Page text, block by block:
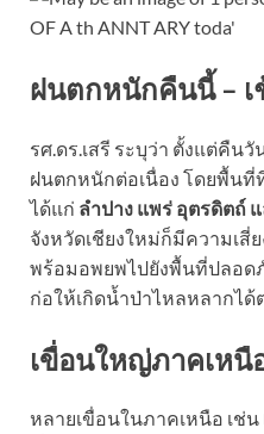
ฝนตกหนักคืนนี้ – เ
รศ.ดร.เสรี ระบุว่า ตั้งแต่คืน
ฝนตกหนักต่อเนื่อง โดยพื้นที่
ได้แก่ ลำปาง แพร่ อุตรดิตถ์
จังหวัดเชียงใหม่ก็มีความเสี่
พร้อมอพยพไปยังพื้นที่ปลอด
ก่อให้เกิดน้ำป่าไหลหลากได้
เขื่อนใหญ่ภาคเหนื
หลายเขื่อนในภาคเหนือ เช่น